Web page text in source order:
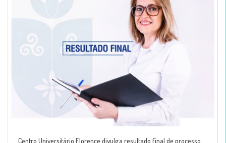
Centro Universitário Florence divulga resultado final de processo